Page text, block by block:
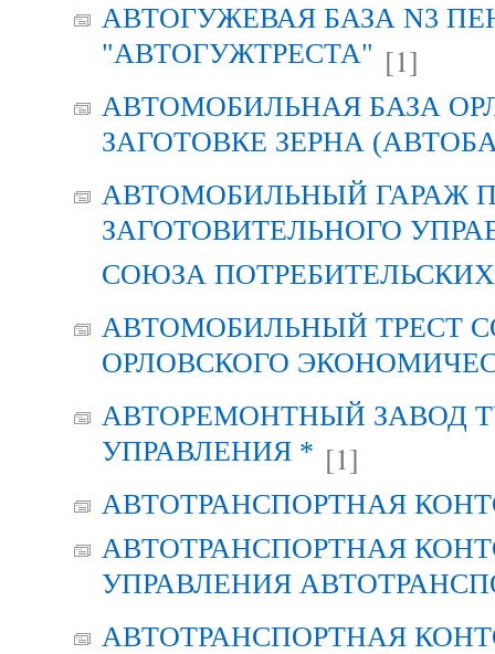
АВТОГУЖЕВАЯ БАЗА N3
"АВТОГУЖТРЕСТА" [1]
АВТОМОБИЛЬНАЯ БАЗА
ЗАГОТОВКЕ ЗЕРНА
АВТОМОБИЛЬНЫЙ ГАРАЖ
ЗАГОТОВИТЕЛЬНОГО
СОЮЗА
АВТОМОБИЛЬНЫЙ ТРЕСТ
ОРЛОВСКОГО
АВТОРЕМОНТНЫЙ ЗАВОД
УПРАВЛЕНИЯ * [1]
АВТОТРАНСПОРТНАЯ
АВТОТРАНСПОРТНАЯ
УПРАВЛЕНИЯ
АВТОТРАНСПОРТНАЯ